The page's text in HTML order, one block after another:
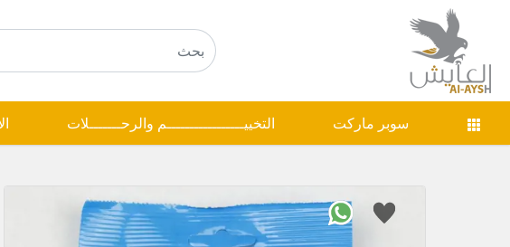
سوبر ماركت التخييـــــــــــــــــم والرحـــــــلات